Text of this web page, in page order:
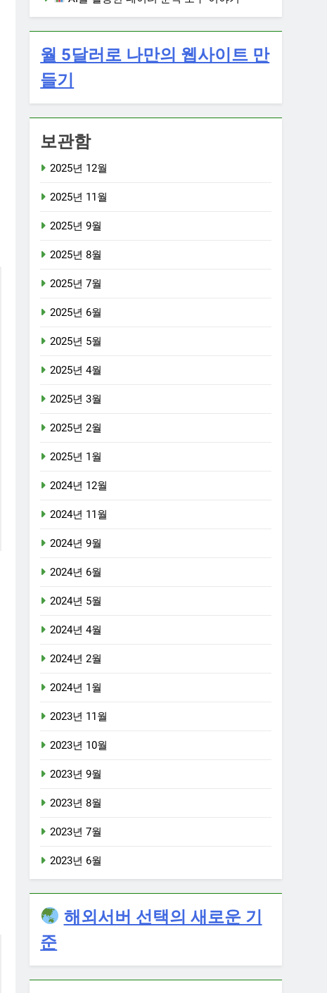
월 5달러로 나만의 웹사이트 만
들기
보관함
2025년 12월
2025년 11월
2025년 9월
2025년 8월
2025년 7월
2025년 6월
2025년 5월
2025년 4월
2025년 3월
2025년 2월
2025년 1월
2024년 12월
2024년 11월
2024년 9월
2024년 6월
2024년 5월
2024년 4월
2024년 2월
2024년 1월
2023년 11월
2023년 10월
2023년 9월
2023년 8월
2023년 7월
2023년 6월
해외서버 선택의 새로운 기
준